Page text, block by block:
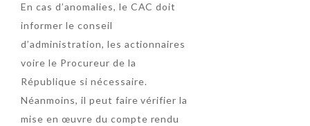
En cas d’anomalies, le CAC doit
informer le conseil
d’administration, les actionnaires
voire le Procureur de la
République si nécessaire.
Néanmoins, il peut faire vérifier la
mise en œuvre du compte rendu